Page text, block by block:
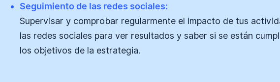
Seguimiento de las redes sociales:
Supervisar y comprobar regularmente el impacto de tus
las redes sociales para ver resultados y saber si se están
los objetivos de la estrategia.